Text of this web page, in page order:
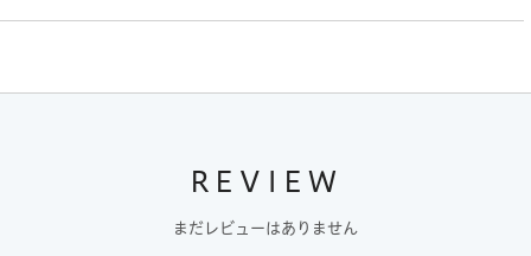
REVIEW
まだレビューはありません